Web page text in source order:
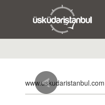
www.uskudaristanbul.com